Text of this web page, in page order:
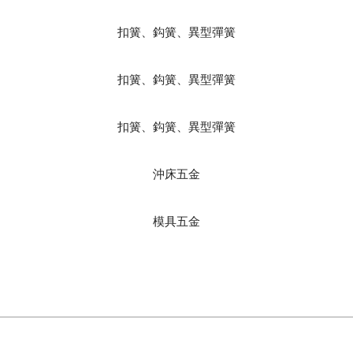
扣簧、鈎簧、異型彈簧
扣簧、鈎簧、異型彈簧
扣簧、鈎簧、異型彈簧
沖床五金
模具五金